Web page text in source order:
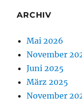
ARCHIV
Mai 2026
November
Juni 2025
März 2025
November